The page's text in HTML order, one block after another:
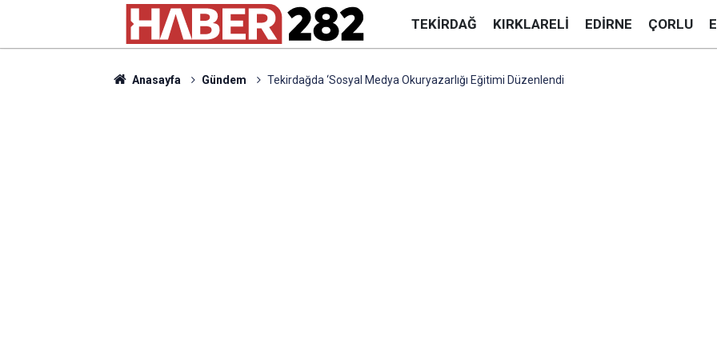
TEKIRDAĞ KIRKLARELI EDIRNE ÇORLU
Anasayfa Gündem Tekirdağda ‘Sosyal Medya Okuryazarlığı Eğitimi Düzenlendi